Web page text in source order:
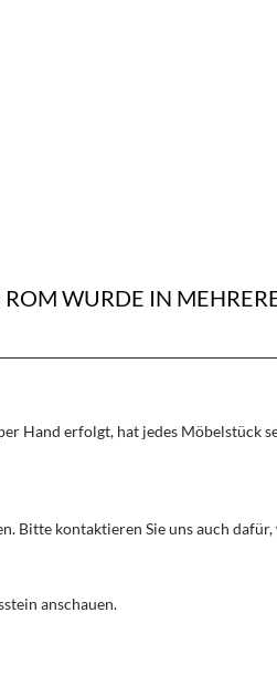
WURDE IN
Hand erfolgt, hat jedes Möbelstück
Bitte kontaktieren Sie uns auch
anschauen.